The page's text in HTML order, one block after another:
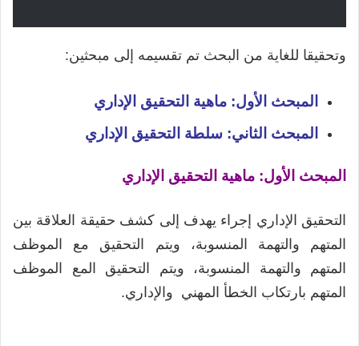
وتحقيقا للغاية من البحث تم تقسيمه إلى مبحثين:
المبحث الأول: ماهية التحقيق الإداري
المبحث الثاني: سلطة التحقيق الإداري
المبحث الأول: ماهية التحقيق الإداري
التحقيق الإداري إجراء يهدف إلى كشف حقيقة العلاقة بين
المتهم والتهمة المنسوبة، ويتم التحقيق مع الموظف
المتهم والتهمة المنسوبة، ويتم التحقيق المع الموظف
المتهم بارتكاب الخطأ المهني والإداري.